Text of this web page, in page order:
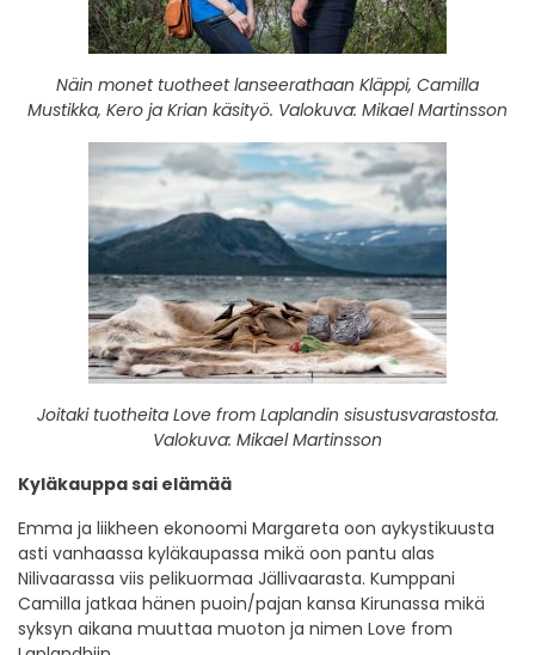
Näin monet tuotheet lanseerathaan Kläppi, Camilla
Mustikka, Kero ja Krian käsityö. Valokuva: Mikael Martinsson
Joitaki tuotheita Love from Laplandin sisustusvarastosta.
Valokuva: Mikael Martinsson
Kyläkauppa sai elämää
Emma ja liikheen ekonoomi Margareta oon aykystikuusta
asti vanhaassa kyläkaupassa mikä oon pantu alas
Nilivaarassa viis pelikuormaa Jällivaarasta. Kumppani
Camilla jatkaa hänen puoin/pajan kansa Kirunassa mikä
syksyn aikana muuttaa muoton ja nimen Love from